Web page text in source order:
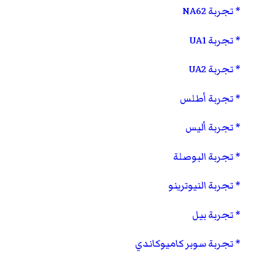
تجربة NA62
تجربة UA1
تجربة UA2
تجربة أطلس
تجربة أليس
تجربة البوصلة
تجربة النيوترينو
تجربة بيل
تجربة سوبر كاميوكاندي